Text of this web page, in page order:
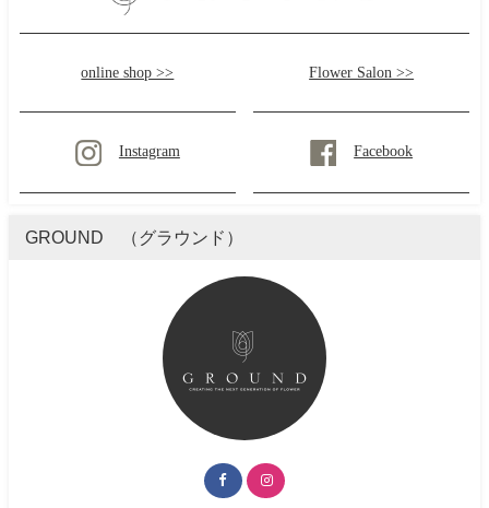
online shop >> Flower Salon >>
Instagram Facebook
GROUND （グラウンド）